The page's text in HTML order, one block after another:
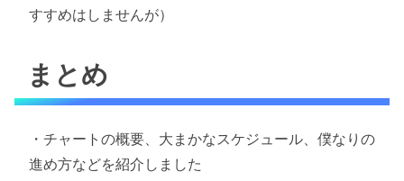
すすめはしませんが）
まとめ
・チャートの概要、大まかなスケジュール、僕なりの
進め方などを紹介しました